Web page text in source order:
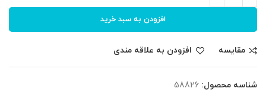
افزودن به سبد خرید
مقایسه افزودن به علاقه مندی
شناسه محصول: 58826